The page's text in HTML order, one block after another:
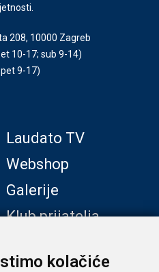
kolačiće
208, 10000 Zagreb
10-17; sub 9-14)
9-17)
Laudato TV
Webshop
Galerije
Klub prijatelja